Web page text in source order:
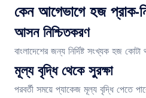
কেন আগেভাগে হজ প্রাক-
আসন নিশ্চিতকরণ
বাংলাদেশের জন্য নির্দিষ্ট সংখ্যক হজ কোটা
মূল্য বৃদ্ধি থেকে সুরক্ষা
পরবর্তী সময়ে প্যাকেজ মূল্য বৃদ্ধি পেতে